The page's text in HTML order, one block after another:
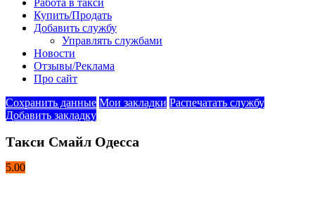
Работа в такси
Купить/Продать
Добавить службу
Управлять службами
Новости
Отзывы/Реклама
Про сайт
Сохранить данные Мои закладки Распечатать службу
Добавить закладку
Такси Смайл Одесса
5.00